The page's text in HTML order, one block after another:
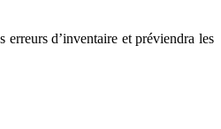
erreurs d’inventaire et préviendra les